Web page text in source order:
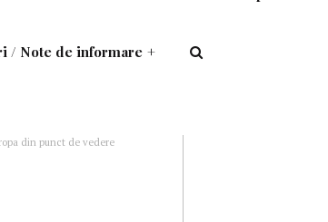
/ Note de informare +
din punct de vedere